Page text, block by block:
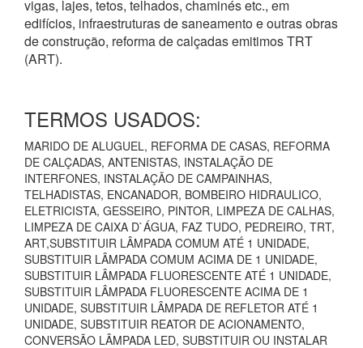
vigas, lajes, tetos, telhados, chaminés etc., em
edifícios, infraestruturas de saneamento e outras obras
de construção, reforma de calçadas emitimos TRT
(ART).
TERMOS USADOS:
MARIDO DE ALUGUEL, REFORMA DE CASAS, REFORMA
DE CALÇADAS, ANTENISTAS, INSTALAÇÃO DE
INTERFONES, INSTALAÇÃO DE CAMPAINHAS,
TELHADISTAS, ENCANADOR, BOMBEIRO HIDRAULICO,
ELETRICISTA, GESSEIRO, PINTOR, LIMPEZA DE CALHAS,
LIMPEZA DE CAIXA D`ÁGUA, FAZ TUDO, PEDREIRO, TRT,
ART,SUBSTITUIR LÂMPADA COMUM ATÉ 1 UNIDADE,
SUBSTITUIR LÂMPADA COMUM ACIMA DE 1 UNIDADE,
SUBSTITUIR LÂMPADA FLUORESCENTE ATÉ 1 UNIDADE,
SUBSTITUIR LÂMPADA FLUORESCENTE ACIMA DE 1
UNIDADE, SUBSTITUIR LÂMPADA DE REFLETOR ATÉ 1
UNIDADE, SUBSTITUIR REATOR DE ACIONAMENTO,
CONVERSÃO LÂMPADA LED, SUBSTITUIR OU INSTALAR